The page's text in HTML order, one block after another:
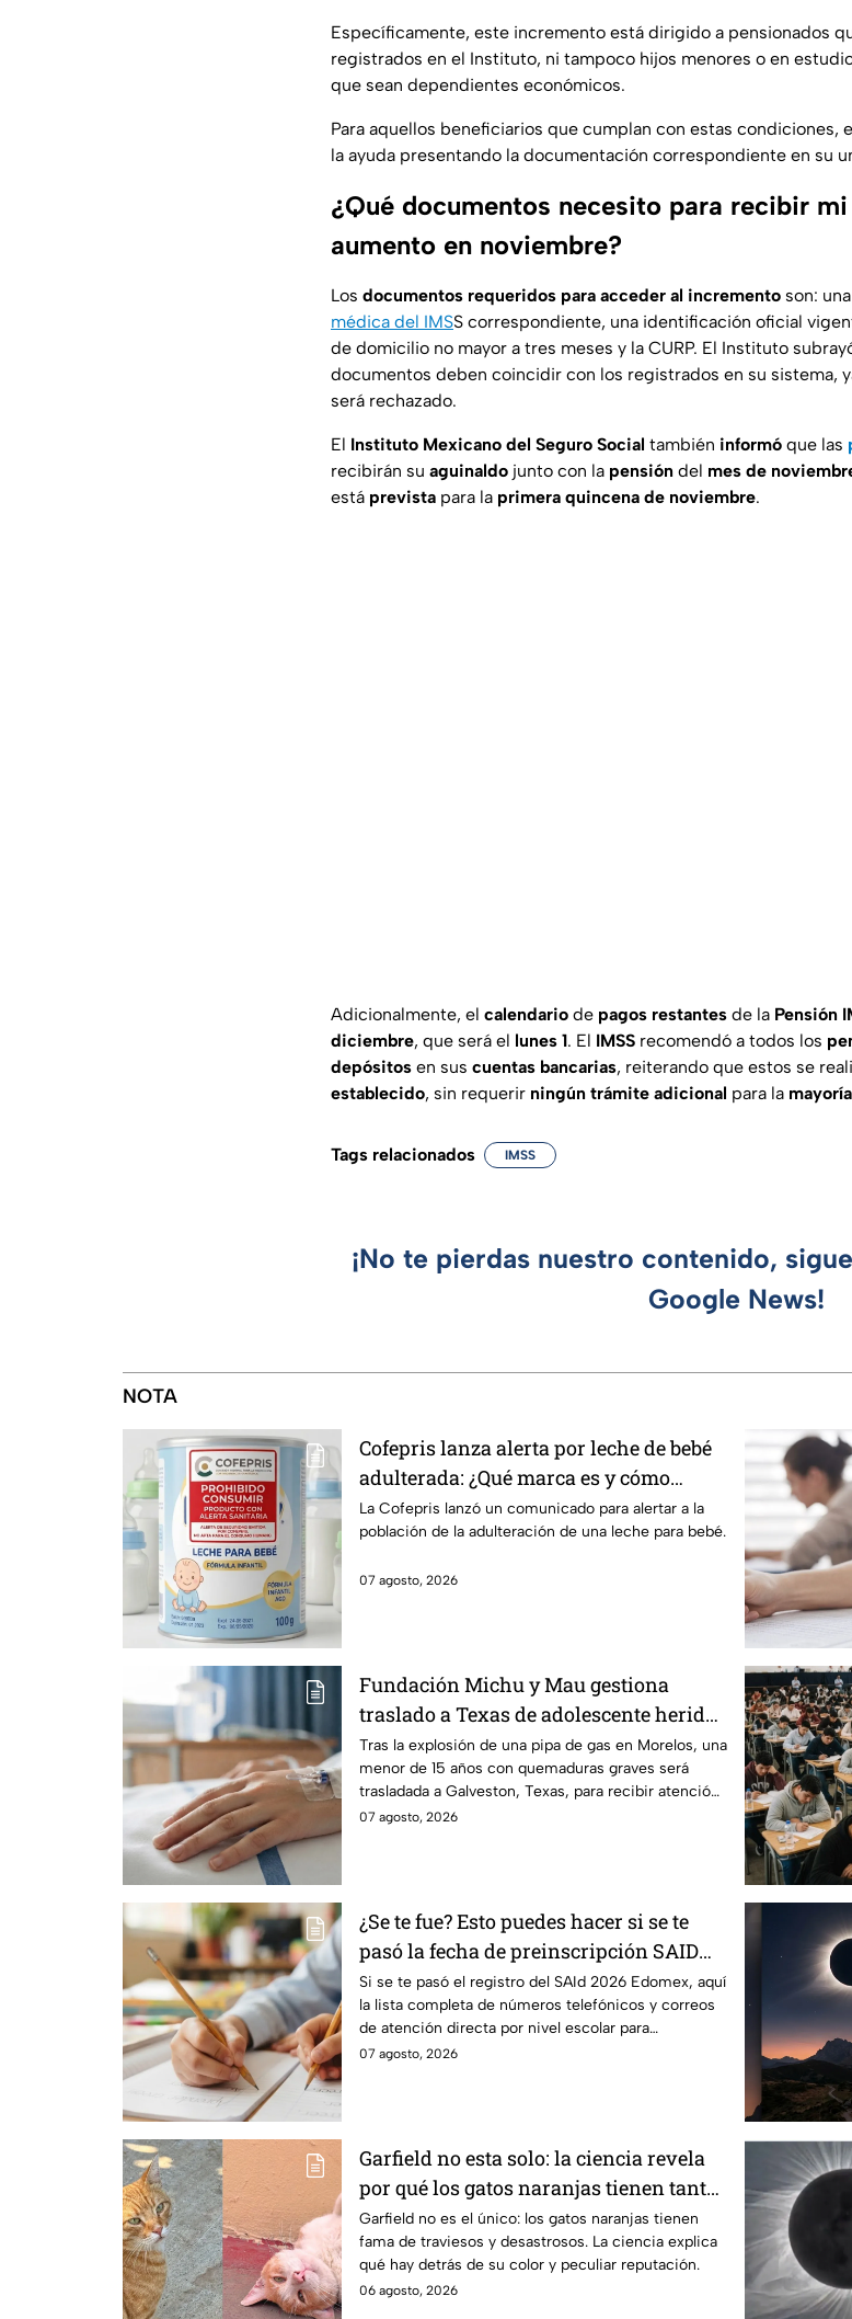
Específicamente, este incremento está dirigido a pensionados
registrados en el Instituto, ni tampoco hijos menores o en
que sean dependientes económicos.
Para aquellos beneficiarios que cumplan con estas condiciones,
la ayuda presentando la documentación correspondiente en su
¿Qué documentos necesito para recibir
aumento en noviembre?
Los documentos requeridos para acceder al incremento son:
médica del IMSS correspondiente, una identificación oficial
de domicilio no mayor a tres meses y la CURP. El Instituto
documentos deben coincidir con los registrados en su sistema,
será rechazado.
El Instituto Mexicano del Seguro Social también informó que las
recibirán su aguinaldo junto con la pensión del mes de
está prevista para la primera quincena de noviembre.
Adicionalmente, el calendario de pagos restantes de la Pensión
diciembre, que será el lunes 1. El IMSS recomendó a todos los
depósitos en sus cuentas bancarias, reiterando que estos se
establecido, sin requerir ningún trámite adicional para la mayoría
Tags relacionados IMSS
¡No te pierdas nuestro contenido,
Google News!
NOTA
Cofepris lanza alerta por leche de bebé
adulterada: ¿Qué marca es y cómo
identificarla?
La Cofepris lanzó un comunicado para alertar a la
población de la adulteración de una leche para bebé.
07 agosto, 2026
Fundación Michu y Mau gestiona
traslado a Texas de adolescente herida
en explosión de una pipa de gas en
Morelos
Tras la explosión de una pipa de gas en Morelos, una
menor de 15 años con quemaduras graves será
trasladada a Galveston, Texas, para recibir atención
urgente.
07 agosto, 2026
¿Se te fue? Esto puedes hacer si se te
pasó la fecha de preinscripción SAID
Edomex 2026
Si se te pasó el registro del SAId 2026 Edomex, aquí
la lista completa de números telefónicos y correos
de atención directa por nivel escolar para
solucionarlo.
07 agosto, 2026
Garfield no esta solo: la ciencia revela
por qué los gatos naranjas tienen tanta
fama de hacer "desastres"
Garfield no es el único: los gatos naranjas tienen
fama de traviesos y desastrosos. La ciencia explica
qué hay detrás de su color y peculiar reputación.
06 agosto, 2026